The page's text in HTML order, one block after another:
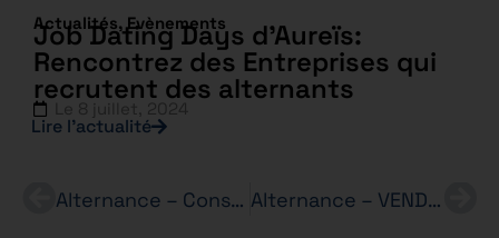
Actualités,Evènements
Job Dating Days d’Aureïs:
Rencontrez des Entreprises qui
recrutent des alternants
Lire l’actualité
Alternance – Conseiller(ère) Particuliers – BTS Assurance Alternance – VENDEUR(SE) (H/F) – BONOBO JEANS – BTS MCO